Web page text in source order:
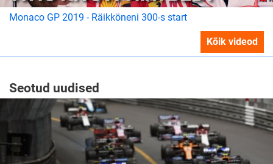
Monaco GP 2019 - Räikköneni 300-s start
Kõik videod
Seotud uudised